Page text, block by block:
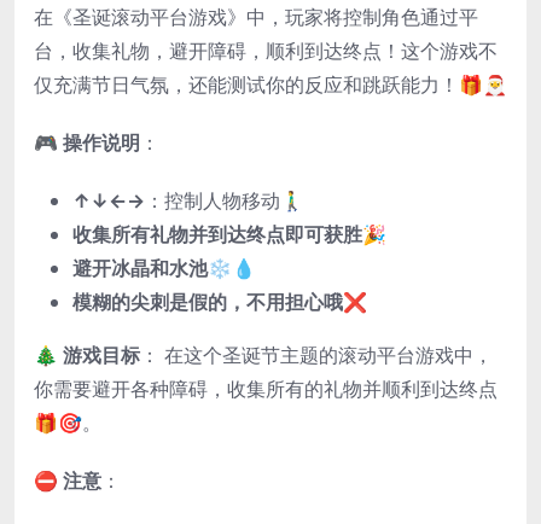
在《圣诞滚动平台游戏》中，玩家将控制角色通过平
台，收集礼物，避开障碍，顺利到达终点！这个游戏不
仅充满节日气氛，还能测试你的反应和跳跃能力！🎁🎅
🎮 操作说明 ：
↑↓←→ ：控制人物移动🚶‍♂️
收集所有礼物并到达终点即可获胜🎉
避开冰晶和水池❄️💧
模糊的尖刺是假的，不用担心哦❌
🎄 游戏目标 ： 在这个圣诞节主题的滚动平台游戏中，
你需要避开各种障碍，收集所有的礼物并顺利到达终点
🎁🎯。
⛔ 注意 ：